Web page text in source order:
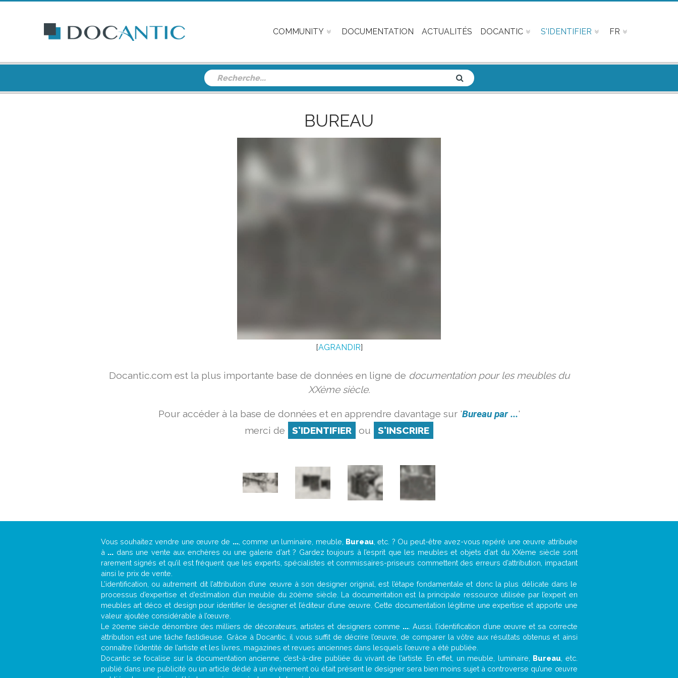
COMMUNITY DOCUMENTATION ACTUALITÉS DOCANTIC S'IDENTIFIER FR
BUREAU
[AGRANDIR]
Docantic.com est la plus importante base de données en ligne de documentation pour les meubles du
XXème siècle.
Pour accéder à la base de données et en apprendre davantage sur 'Bureau par ...'
merci de
S'IDENTIFIER ou S'INSCRIRE
Vous souhaitez vendre une œuvre de ..., comme un luminaire, meuble, Bureau , etc. ? Ou peut-être avez-vous repéré une œuvre attribuée
à ... dans une vente aux enchères ou une galerie d’art ? Gardez toujours à l’esprit que les meubles et objets d’art du XXème siècle sont
rarement signés et qu’il est fréquent que les experts, spécialistes et commissaires-priseurs commettent des erreurs d’attribution, impactant
ainsi le prix de vente.
L’identification, ou autrement dit l’attribution d’une œuvre à son designer original, est l’étape fondamentale et donc la plus délicate dans le
processus d’expertise et d’estimation d’un meuble du 20ème siècle. La documentation est la principale ressource utilisée par l’expert en
meubles art déco et design pour identifier le designer et l’éditeur d’une œuvre. Cette documentation légitime une expertise et apporte une
valeur ajoutée considérable à l’œuvre.
Le 20eme siècle dénombre des milliers de décorateurs, artistes et designers comme .... Aussi, l’identification d’une œuvre et sa correcte
attribution est une tâche fastidieuse. Grâce à Docantic, il vous suffit de décrire l’œuvre, de comparer la vôtre aux résultats obtenus et ainsi
connaître l’identité de l’artiste et les livres, magazines et revues anciennes dans lesquels l’œuvre a été publiée.
Docantic se focalise sur la documentation ancienne, c’est-à-dire publiée du vivant de l’artiste. En effet, un meuble, luminaire, Bureau , etc.
publié dans une publicité ou un article dédié à un évènement où était présent le designer sera bien moins sujet à controverse qu’une œuvre